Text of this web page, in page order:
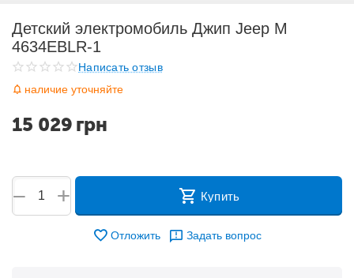
Детский электромобиль Джип Jeep M
4634EBLR-1
Написать отзыв
наличие уточняйте
15 029 грн
+
− Купить
Отложить Задать вопрос